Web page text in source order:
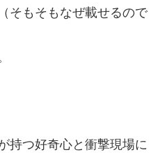
そもそもなぜ載せるので
持つ好奇心と衝撃現場に